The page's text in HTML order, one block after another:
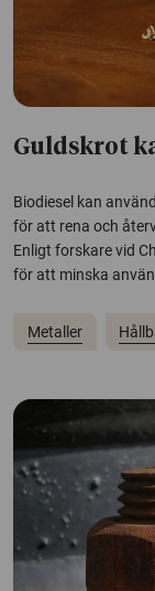
Guldskrot
Biodiesel kan
för att rena och
Enligt forskare vid
för att minska
Metaller